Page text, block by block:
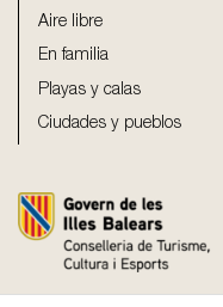
Aire libre
En familia
Playas y calas
Ciudades y pueblos